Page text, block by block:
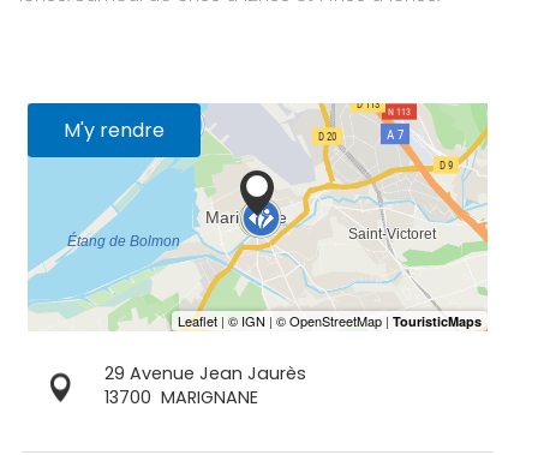
M'y rendre
29 Avenue Jean Jaurès
13700 MARIGNANE